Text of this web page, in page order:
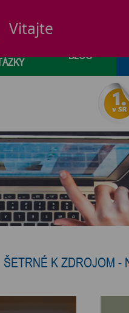
BLOG
ŠETRNÉ K ZDROJOM -